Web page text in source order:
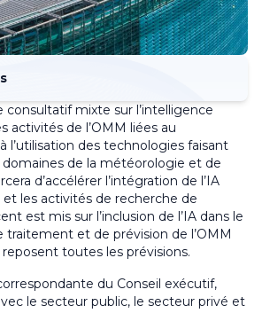
consultatif mixte sur l’intelligence
activités de l’OMM liées au
l’utilisation des technologies faisant
domaines de la météorologie et de
d’accélérer l’intégration de l’IA
et les activités de recherche de
est mis sur l’inclusion de l’IA dans le
et de prévision de l’OMM
toutes les prévisions.
du Conseil exécutif,
le secteur public, le secteur privé et